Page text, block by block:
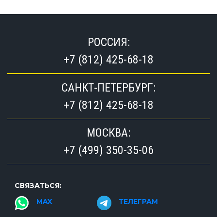
РОССИЯ:
+7 (812) 425-68-18
САНКТ-ПЕТЕРБУРГ:
+7 (812) 425-68-18
МОСКВА:
+7 (499) 350-35-06
СВЯЗАТЬСЯ:
MAX
ТЕЛЕГРАМ